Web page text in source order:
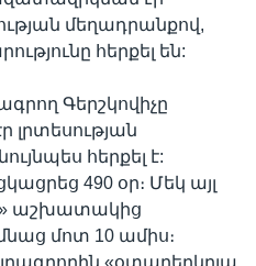
մեղադրանքով,
հերքել են:
Գերշկովիչը
լրտեսության
հերքել է:
490 օր։ Մեկ այլ
աշխատակից
մոտ 10 ամիս։
«օտարերկրյա